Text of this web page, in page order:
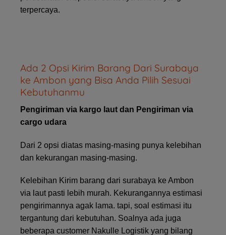
terpercaya.
Ada 2 Opsi Kirim Barang Dari Surabaya
ke Ambon yang Bisa Anda Pilih Sesuai
Kebutuhanmu
Pengiriman via kargo laut dan Pengiriman via
cargo udara
Dari 2 opsi diatas masing-masing punya kelebihan
dan kekurangan masing-masing.
Kelebihan Kirim barang dari surabaya ke Ambon
via laut pasti lebih murah. Kekurangannya estimasi
pengirimannya agak lama. tapi, soal estimasi itu
tergantung dari kebutuhan. Soalnya ada juga
beberapa customer Nakulle Logistik yang bilang